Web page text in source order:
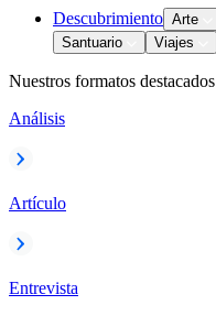
Descubrimiento Arte
Santuario
Viajes
Nuestros formatos destacados
Análisis
Artículo
Entrevista